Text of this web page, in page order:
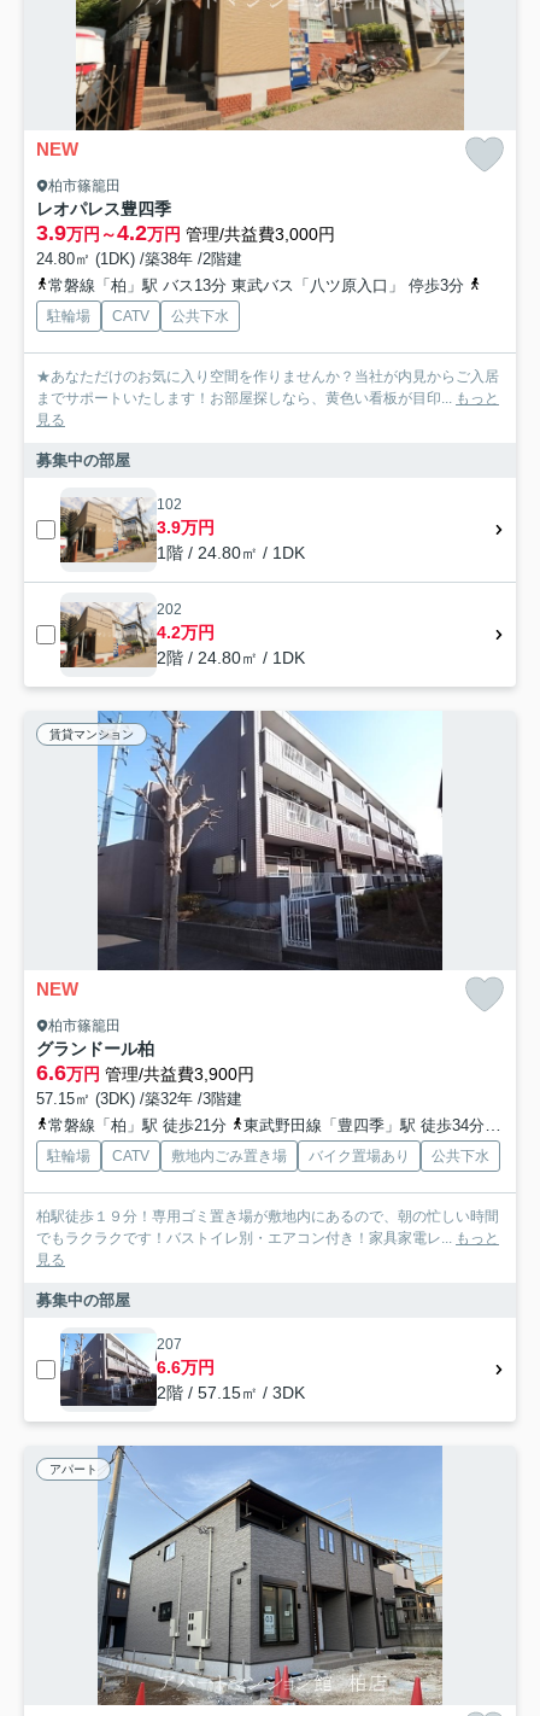
NEW
柏市篠籠田
レオパレス豊四季
3.9万円～4.2万円 管理/共益費3,000円
24.80㎡ (1DK) /築38年 /2階建
常磐線「柏」駅 バス13分 東武バス「八ツ原入口」 停歩3分
駐輪場 CATV 公共下水
★あなただけのお気に入り空間を作りませんか？当社が内見からご入居
までサポートいたします！お部屋探しなら、黄色い看板が目印... もっと
見る
募集中の部屋
102
3.9万円
1階 / 24.80㎡ / 1DK
202
4.2万円
2階 / 24.80㎡ / 1DK
賃貸マンション
NEW
柏市篠籠田
グランドール柏
6.6万円 管理/共益費3,900円
57.15㎡ (3DK) /築32年 /3階建
常磐線「柏」駅 徒歩21分
東武野田線「豊四季」駅 徒歩34分
駐輪場 CATV 敷地内ごみ置き場 バイク置場あり 公共下水
柏駅徒歩１９分！専用ゴミ置き場が敷地内にあるので、朝の忙しい時間
でもラクラクです！バストイレ別・エアコン付き！家具家電レ... もっと
見る
募集中の部屋
207
6.6万円
2階 / 57.15㎡ / 3DK
アパート